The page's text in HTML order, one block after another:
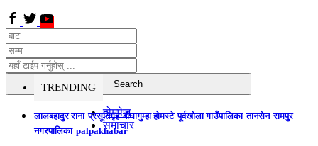
TRENDING
लालबहादुर राना प्रसूतिगृह बौघागुम्हा होमस्टे पूर्वखोला गाउँपालिका तानसेन रामपुर
नगरपालिका palpakhabar
होमपेज
समाचार